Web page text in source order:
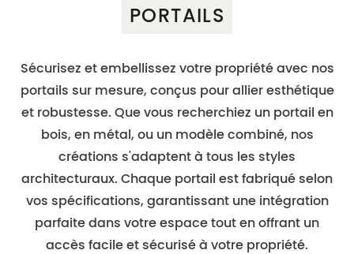
PORTAILS
Sécurisez et embellissez votre propriété avec nos
portails sur mesure, conçus pour allier esthétique
et robustesse. Que vous recherchiez un portail en
bois, en métal, ou un modèle combiné, nos
créations s'adaptent à tous les styles
architecturaux. Chaque portail est fabriqué selon
vos spécifications, garantissant une intégration
parfaite dans votre espace tout en offrant un
accès facile et sécurisé à votre propriété.